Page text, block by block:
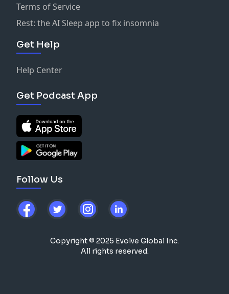
Terms of Service
Rest: the AI Sleep app to fix insomnia
Get Help
Help Center
Get Podcast App
Follow Us
Copyright © 2025 Evolve Global Inc.
All rights reserved.